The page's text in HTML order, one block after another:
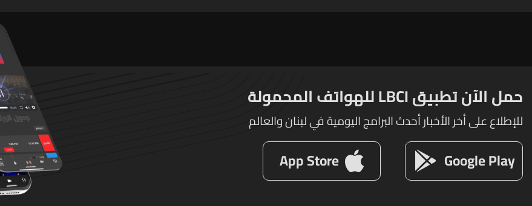
حمل الآن تطبيق LBCI للهواتف المحمولة
للإطلاع على أخر الأخبار أحدث البرامج اليومية في لبنان والعالم
Google Play
App Store